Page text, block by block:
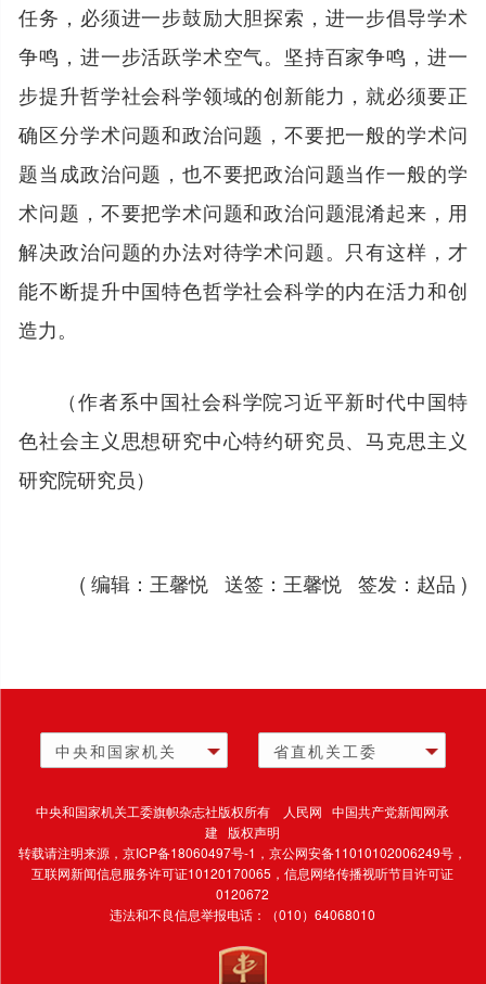
任务，必须进一步鼓励大胆探索，进一步倡导学术
争鸣，进一步活跃学术空气。坚持百家争鸣，进一
步提升哲学社会科学领域的创新能力，就必须要正
确区分学术问题和政治问题，不要把一般的学术问
题当成政治问题，也不要把政治问题当作一般的学
术问题，不要把学术问题和政治问题混淆起来，用
解决政治问题的办法对待学术问题。只有这样，才
能不断提升中国特色哲学社会科学的内在活力和创
造力。
（作者系中国社会科学院习近平新时代中国特
色社会主义思想研究中心特约研究员、马克思主义
研究院研究员）
( 编辑：王馨悦 送签：王馨悦 签发：赵品 )
中央和国家机关 省直机关工委
中央和国家机关工委旗帜杂志社版权所有 人民网 中国共产党新闻网承
建 版权声明
转载请注明来源，京ICP备18060497号-1 ，京公网安备11010102006249号，
互联网新闻信息服务许可证10120170065，信息网络传播视听节目许可证
0120672
违法和不良信息举报电话：（010）64068010